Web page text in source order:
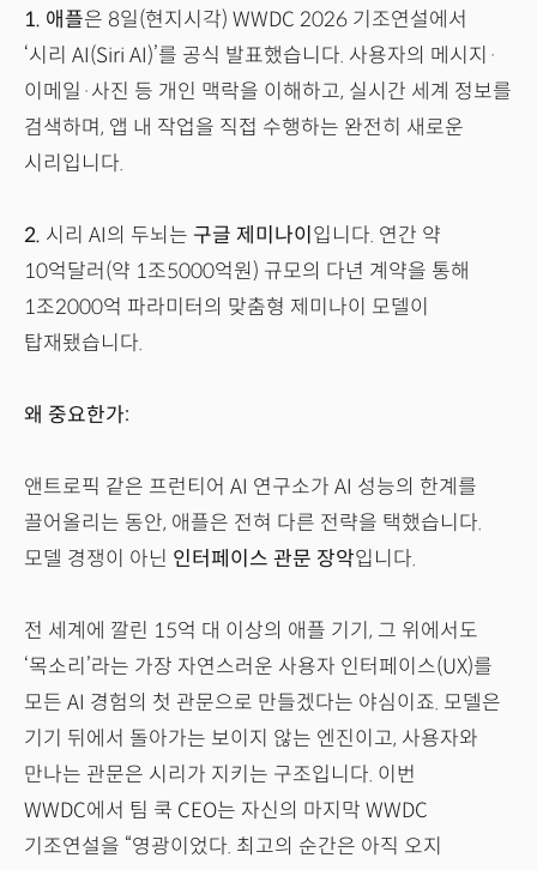
1. 애플은 8일(현지시각) WWDC 2026 기조연설에서
‘시리 AI(Siri AI)’를 공식 발표했습니다. 사용자의 메시지·
이메일·사진 등 개인 맥락을 이해하고, 실시간 세계 정보를
검색하며, 앱 내 작업을 직접 수행하는 완전히 새로운
시리입니다.
2. 시리 AI의 두뇌는 구글 제미나이 입니다. 연간 약
10억달러(약 1조5000억원) 규모의 다년 계약을 통해
1조2000억 파라미터의 맞춤형 제미나이 모델이
탑재됐습니다.
왜 중요한가:
앤트로픽 같은 프런티어 AI 연구소가 AI 성능의 한계를
끌어올리는 동안, 애플은 전혀 다른 전략을 택했습니다.
모델 경쟁이 아닌 인터페이스 관문 장악입니다.
전 세계에 깔린 15억 대 이상의 애플 기기, 그 위에서도
‘목소리’라는 가장 자연스러운 사용자 인터페이스(UX)를
모든 AI 경험의 첫 관문으로 만들겠다는 야심이죠. 모델은
기기 뒤에서 돌아가는 보이지 않는 엔진이고, 사용자와
만나는 관문은 시리가 지키는 구조입니다. 이번
WWDC에서 팀 쿡 CEO는 자신의 마지막 WWDC
기조연설을 “영광이었다. 최고의 순간은 아직 오지